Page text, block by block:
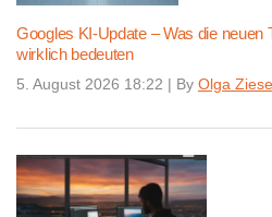
Googles KI-Update – Was die neuen
wirklich bedeuten
5. August 2026 18:22 | By Olga